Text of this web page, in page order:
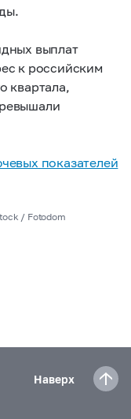
выплат
к российским
квартала,
показателей
/ Fotodom
Наверх